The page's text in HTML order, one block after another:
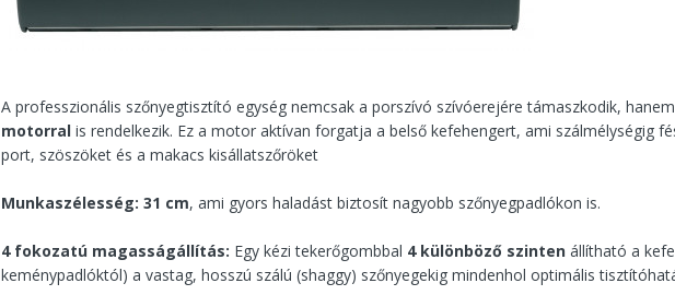
A professzionális szőnyegtisztító egység nemcsak a porszívó szívóerejére támaszkodik,
motorral is rendelkezik. Ez a motor aktívan forgatja a belső kefehengert, ami szálmélységig
port, szöszöket és a makacs kisállatszőröket
Munkaszélesség: 31 cm, ami gyors haladást biztosít nagyobb szőnyegpadlókon is.
4 fokozatú magasságállítás: Egy kézi tekerőgombbal 4 különböző szinten állítható a
keménypadlóktól) a vastag, hosszú szálú (shaggy) szőnyegekig mindenhol optimális